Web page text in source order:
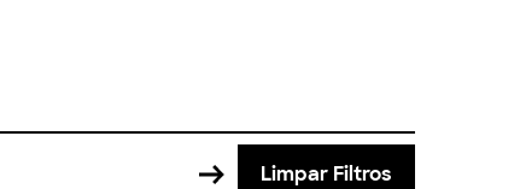
Limpar Filtros